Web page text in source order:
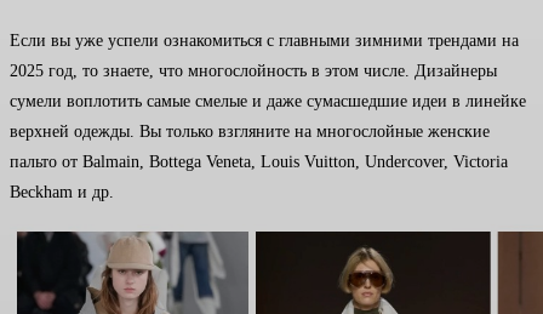
Если вы уже успели ознакомиться с главными зимними трендами на
2025 год, то знаете, что многослойность в этом числе. Дизайнеры
сумели воплотить самые смелые и даже сумасшедшие идеи в линейке
верхней одежды. Вы только взгляните на многослойные женские
пальто от Balmain, Bottega Veneta, Louis Vuitton, Undercover, Victoria
Beckham и др.